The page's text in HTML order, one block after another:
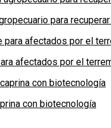
para
afectados por el
con biotecnología